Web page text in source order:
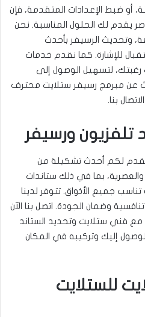
أو ضبط الإعدادات المتقدمة، فإن
يقدم لك الحلول المناسبة. نحن
وتحديث الرسيفر بأحدث
للإشارة. كما نقدم خدمات
لتسهيل الوصول إلى
عن مبرمج رسيفر ستلايت محترف
بنا.
تلفزيون ورسيفر
لكم أحدث تشكيلة من
بما في ذلك ستاندات
جميع الأذواق. تتوفر لدينا
وضمان الجودة. اتصل بنا الآن
مع فني ستلايت وتحديد الستاند
إليك وتركيبه في المكان
للستلايت